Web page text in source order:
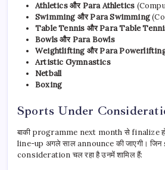
Athletics और Para Athletics
Swimming और Para Swimming
Table Tennis और Para Table
Bowls और Para Bowls
Weightlifting और Para
Artistic Gymnastics
Netball
Boxing
Sports Under
बाकी programme next month से finalize
line-up अगले साल announce की जाएगी।
consideration चल रहा है उनमें शामिल हैं: